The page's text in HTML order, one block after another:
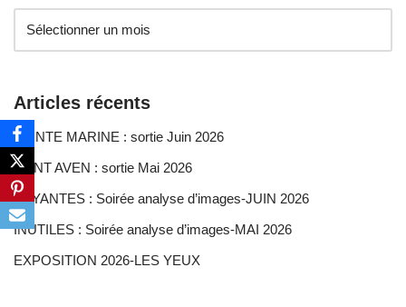
Articles récents
SAINTE MARINE : sortie Juin 2026
PONT AVEN : sortie Mai 2026
FUYANTES : Soirée analyse d’images-JUIN 2026
INUTILES : Soirée analyse d’images-MAI 2026
EXPOSITION 2026-LES YEUX